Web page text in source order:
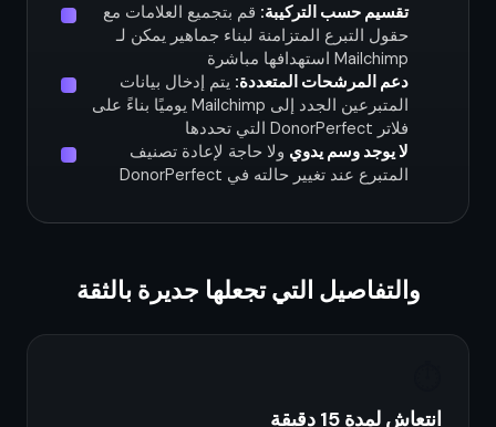
تقسيم حسب التركيبة: قم بتجميع العلامات مع
حقول التبرع المتزامنة لبناء جماهير يمكن لـ
Mailchimp استهدافها مباشرة
دعم المرشحات المتعددة: يتم إدخال بيانات
المتبرعين الجدد إلى Mailchimp يوميًا بناءً على
فلاتر DonorPerfect التي تحددها
لا يوجد وسم يدوي ولا حاجة لإعادة تصنيف
المتبرع عند تغيير حالته في DonorPerfect
والتفاصيل التي تجعلها جديرة بالثقة
انتعاش لمدة 15 دقيقة